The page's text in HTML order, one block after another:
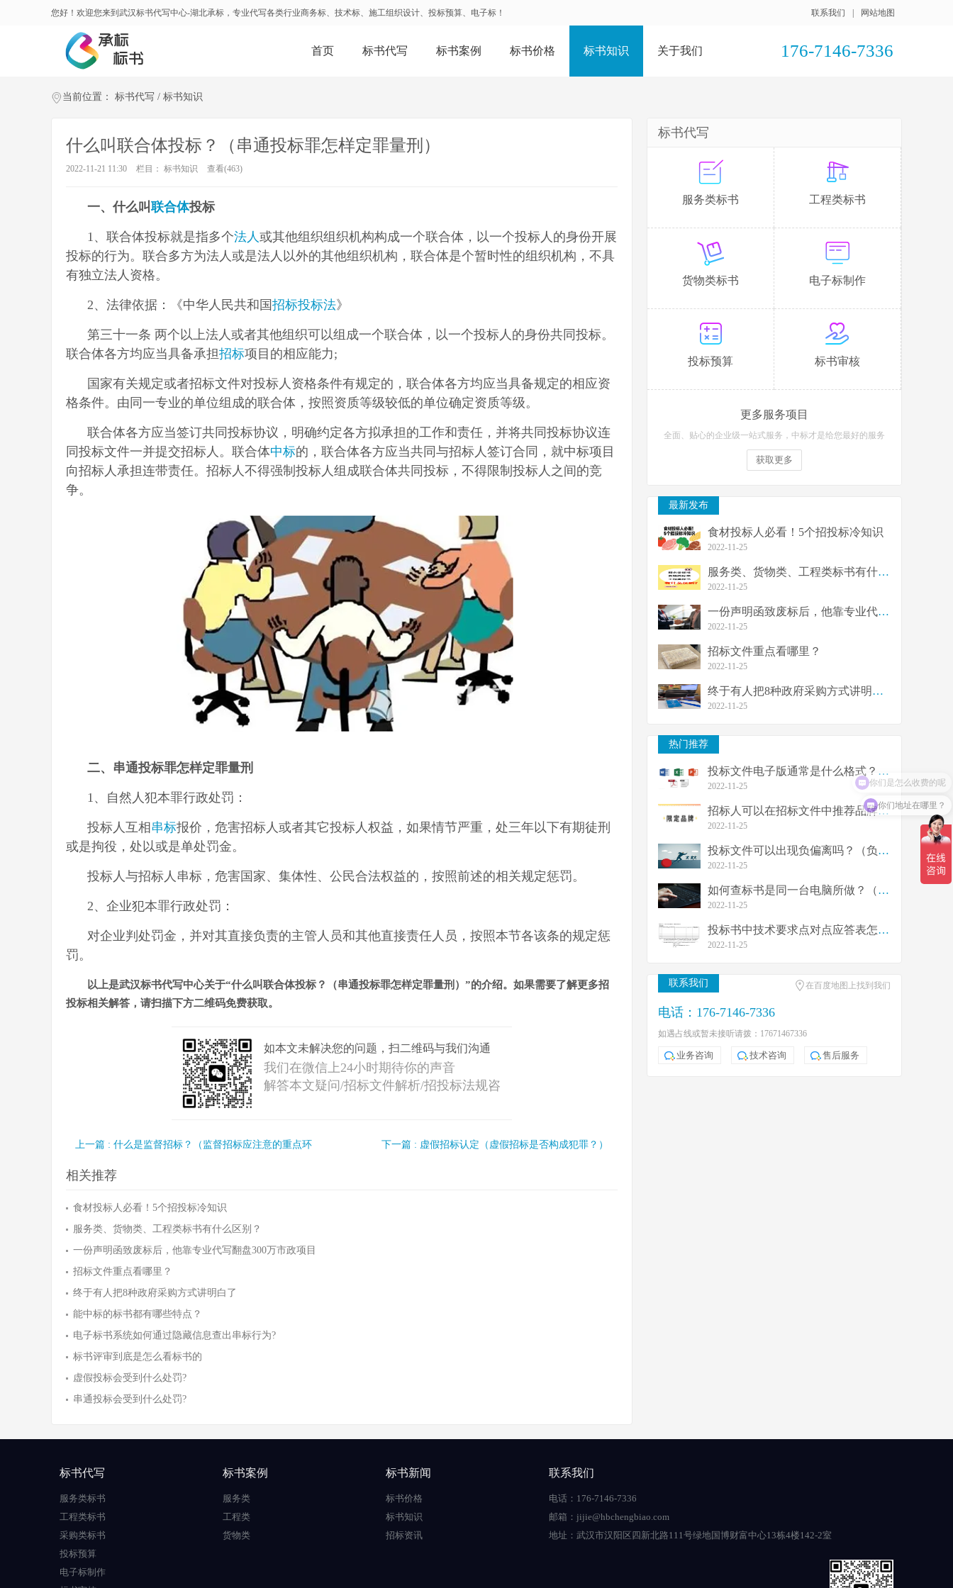
您好！欢迎您来到武汉标书代写中心-湖北承标，专业代写各类行业商务标、技术标、施工组织设计、投标预算、电子标！ 联系我们 网站地图
176-7146-7336
首页 标书代写 标书案例 标书价格 标书知识 关于我们
当前位置： 标书代写 / 标书知识
什么叫联合体投标？（串通投标罪怎样定罪量刑）
2022-11-21 11:30 栏目： 标书知识 查看(463)
一、什么叫 联合体投标
1、联合体投标就是指多个法人或其他组织组织机构构成一个联合体，以一个投标人的身份开展
投标的行为。联合多方为法人或是法人以外的其他组织机构，联合体是个暂时性的组织机构，不具
有独立法人资格。
2、法律依据：《中华人民共和国招标投标法》
第三十一条 两个以上法人或者其他组织可以组成一个联合体，以一个投标人的身份共同投标。
联合体各方均应当具备承担招标项目的相应能力;
国家有关规定或者招标文件对投标人资格条件有规定的，联合体各方均应当具备规定的相应资
格条件。由同一专业的单位组成的联合体，按照资质等级较低的单位确定资质等级。
联合体各方应当签订共同投标协议，明确约定各方拟承担的工作和责任，并将共同投标协议连
同投标文件一并提交招标人。联合体中标的，联合体各方应当共同与招标人签订合同，就中标项目
向招标人承担连带责任。招标人不得强制投标人组成联合体共同投标，不得限制投标人之间的竞
争。
二、串通投标罪怎样定罪量刑
1、自然人犯本罪行政处罚：
投标人互相 串标报价，危害招标人或者其它投标人权益，如果情节严重，处三年以下有期徒刑
或是拘役，处以或是单处罚金。
投标人与招标人串标，危害国家、集体性、公民合法权益的，按照前述的相关规定惩罚。
2、企业犯本罪行政处罚：
对企业判处罚金，并对其直接负责的主管人员和其他直接责任人员，按照本节各该条的规定惩
罚。
以上是武汉标书代写中心关于“什么叫联合体投标？（串通投标罪怎样定罪量刑）”的介绍。如果需要了解更多招
投标相关解答，请扫描下方二维码免费获取。
如本文未解决您的问题，扫二维码与我们沟通
我们在微信上24小时期待你的声音
解答本文疑问/招标文件解析/招投标法规咨
上一篇 : 什么是监督招标？（监督招标应注意的重点环 下一篇 : 虚假招标认定（虚假招标是否构成犯罪？）
相关推荐
食材投标人必看！5个招投标冷知识
服务类、货物类、工程类标书有什么区别？
一份声明函致废标后，他靠专业代写翻盘300万市政项目
招标文件重点看哪里？
终于有人把8种政府采购方式讲明白了
能中标的标书都有哪些特点？
电子标书系统如何通过隐藏信息查出串标行为?
标书评审到底是怎么看标书的
虚假投标会受到什么处罚?
串通投标会受到什么处罚?
标书代写
服务类标书 工程类标书
货物类标书 电子标制作
投标预算 标书审核
更多服务项目
全面、贴心的企业级一站式服务，中标才是给您最好的服务
获取更多
最新发布
食材投标人必看！5个招投标冷知识
2022-11-25
服务类、货物类、工程类标书有什么区别？
2022-11-25
一份声明函致废标后，他靠专业代写翻盘30
2022-11-25
招标文件重点看哪里？
2022-11-25
终于有人把8种政府采购方式讲明白了
2022-11-25
热门推荐
投标文件电子版通常是什么格式？（投标文件
2022-11-25
招标人可以在招标文件中推荐品牌吗？（限定
2022-11-25
投标文件可以出现负偏离吗？（负偏离废标吗
2022-11-25
如何查标书是同一台电脑所做？（制作标书需
2022-11-25
投标书中技术要求点对点应答表怎么填写？
2022-11-25
联系我们 在百度地图上找到我们
电话：176-7146-7336
如遇占线或暂未接听请拨：17671467336
业务咨询 技术咨询 售后服务
标书代写
服务类标书
工程类标书
采购类标书
投标预算
电子标制作
标书案例
服务类
工程类
货物类
标书新闻
标书价格
标书知识
招标资讯
联系我们
电话：176-7146-7336
邮箱：jijie@hbchengbiao.com
地址： 武汉市汉阳区四新北路111号绿地国博财富中心13栋4楼142-2室
你们是怎么收费的呢
你们地址在哪里？